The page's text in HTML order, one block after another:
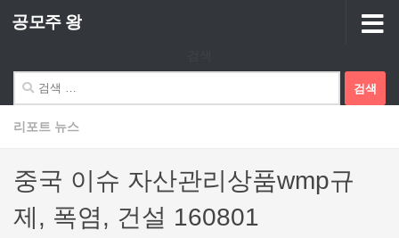
Skip to content
공모주 왕
색:
리포트 뉴스
중국 이슈 자산관리상품wmp규
제, 폭염, 건설 160801